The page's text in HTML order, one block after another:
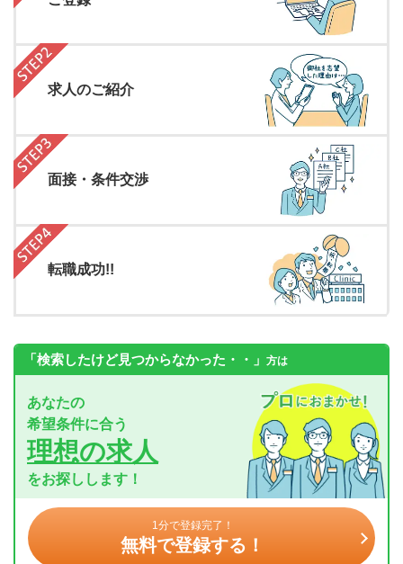
求人のご紹介
面接・条件交渉
転職成功!!
「検索したけど見つからなかった・・」 方は
あなたの
希望条件に合う
理想の求人
をお探しします！
1分で登録完了！
無料で登録する！